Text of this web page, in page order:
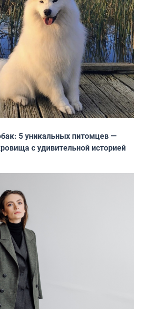
5 уникальных питомцев —
с удивительной историей